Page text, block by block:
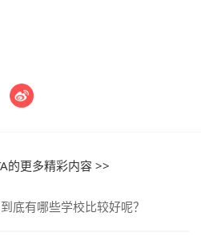
的更多精彩内容 >>
底有哪些学校比较好呢？